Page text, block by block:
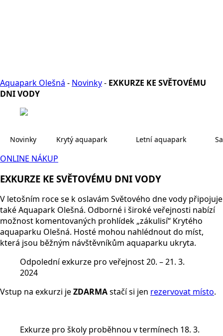
Aquapark Olešná - Novinky- EXKURZE KE SVĚTOVÉMU
DNI VODY
Novinky Krytý aquapark Letní aquapark
ONLINE NÁKUP
EXKURZE KE SVĚTOVÉMU DNI VODY
V letošním roce se k oslavám Světového dne vody připojuje
také Aquapark Olešná. Odborné i široké veřejnosti nabízí
možnost komentovaných prohlídek „zákulisí“ Krytého
aquaparku Olešná. Hosté mohou nahlédnout do míst,
která jsou běžným návštěvníkům aquaparku ukryta.
Odpolední exkurze pro veřejnost 20. – 21. 3.
2024
Vstup na exkurzi jeZDARMAstačí si jen rezervovat místo.
Exkurze pro školy proběhnou v termínech 18. 3.